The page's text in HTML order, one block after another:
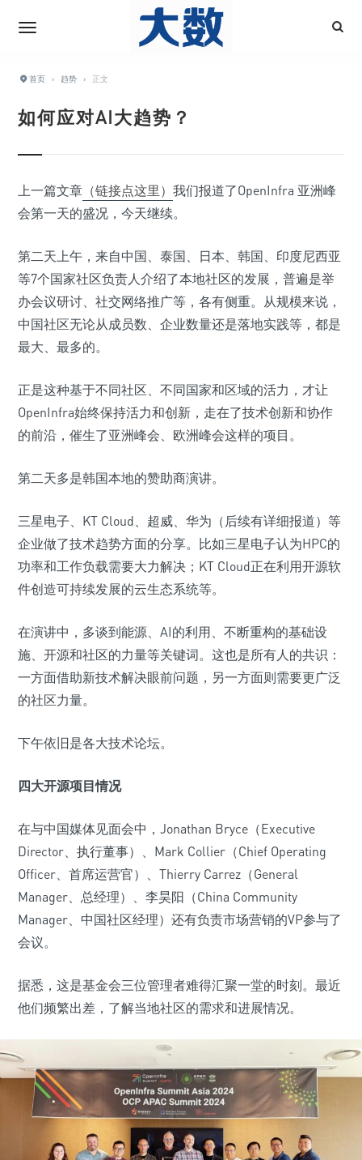
首页 › 趋势 › 正文
如何应对AI大趋势？
上一篇文章 （链接点这里） 我们报道了OpenInfra 亚洲峰
会第一天的盛况，今天继续。
第二天上午，来自中国、泰国、日本、韩国、印度尼西亚
等7个国家社区负责人介绍了本地社区的发展，普遍是举
办会议研讨、社交网络推广等，各有侧重。从规模来说，
中国社区无论从成员数、企业数量还是落地实践等，都是
最大、最多的。
正是这种基于不同社区、不同国家和区域的活力，才让
OpenInfra始终保持活力和创新，走在了技术创新和协作
的前沿，催生了亚洲峰会、欧洲峰会这样的项目。
第二天多是韩国本地的赞助商演讲。
三星电子、KT Cloud、超威、华为（后续有详细报道）等
企业做了技术趋势方面的分享。比如三星电子认为HPC的
功率和工作负载需要大力解决；KT Cloud正在利用开源软
件创造可持续发展的云生态系统等。
在演讲中，多谈到能源、AI的利用、不断重构的基础设
施、开源和社区的力量等关键词。这也是所有人的共识：
一方面借助新技术解决眼前问题，另一方面则需要更广泛
的社区力量。
下午依旧是各大技术论坛。
四大开源项目情况
在与中国媒体见面会中，Jonathan Bryce（Executive
Director、执行董事）、Mark Collier（Chief Operating
Officer、首席运营官）、Thierry Carrez（General
Manager、总经理）、李昊阳（China Community
Manager、中国社区经理）还有负责市场营销的VP参与了
会议。
据悉，这是基金会三位管理者难得汇聚一堂的时刻。最近
他们频繁出差，了解当地社区的需求和进展情况。